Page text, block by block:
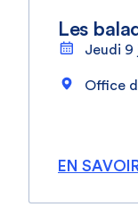
Les
Jeudi 9
Office
EN